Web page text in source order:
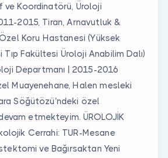
ve Koordinatörü, Üroloji
2015, Tiran, Arnavutluk &
Koru Hastanesi (Yüksek
Fakültesi Üroloji Anabilim Dalı)
Departmanı | 2015-2016
Muayenehane, Halen mesleki
Söğütözü'ndeki özel
etmekteyim. ÜROLOJİK
Cerrahi: TUR-Mesane
ve Bağırsaktan Yeni